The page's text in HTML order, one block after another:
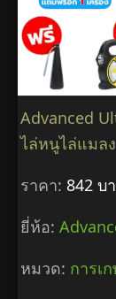
Advanced
ไล่หนูไล่แมลง
ราคา: 842 บ
ยี่ห้อ:
หมวด: การเ